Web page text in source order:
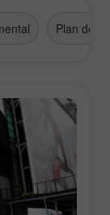
Plan de